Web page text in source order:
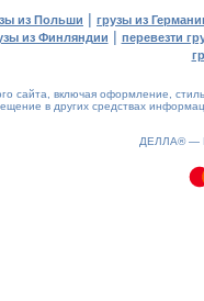
из Польши | грузы из
из Финляндии | перевезти
сайта, включая оформление,
в других средствах
ДЕЛЛА® —